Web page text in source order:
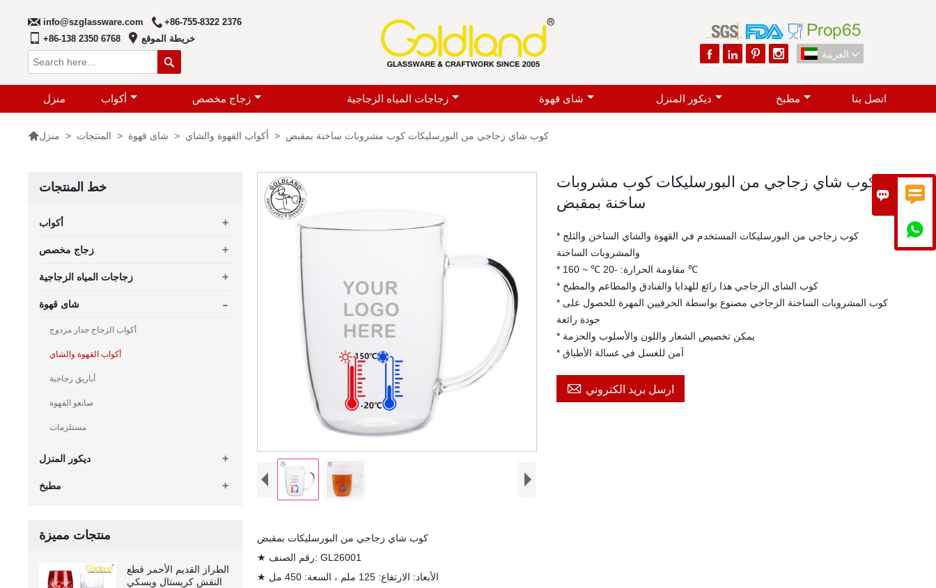
 

info@szglassware.com
+86-755-8322 2376
+86-138 2350 6768
خريطة الموقع
     العربية 
منزل أكواب زجاج مخصص زجاجات المياه الزجاجية شاى قهوة ديكور المنزل مطبخ اتصل بنا
منزل > المنتجات > شاى قهوة > أكواب القهوة والشاي > كوب شاي زجاجي من البورسليكات كوب مشروبات ساخنة بمقبض
كوب شاي زجاجي من البورسليكات كوب مشروبات
ساخنة بمقبض
* كوب زجاجي من البورسليكات المستخدم في القهوة والشاي الساخن والثلج
والمشروبات الساخنة
* مقاومة الحرارة: -20 ℃ ~ 160 ℃
* كوب الشاي الزجاجي هذا رائع للهدايا والفنادق والمطاعم والمطبخ
* كوب المشروبات الساخنة الزجاجي مصنوع بواسطة الحرفيين المهرة للحصول على
جودة رائعة
* يمكن تخصيص الشعار واللون والأسلوب والحزمة
* آمن للغسل في غسالة الأطباق
 ارسل بريد الكتروني
كوب شاي زجاجي من البورسليكات بمقبض
★ رقم الصنف: GL26001
★ الأبعاد: الارتفاع: 125 ملم ، السعة: 450 مل
خط المنتجات
+ أكواب
+ زجاج مخصص
+ زجاجات المياه الزجاجية
- شاى قهوة
أكواب الزجاج جدار مزدوج
أكواب القهوة والشاي
أباريق زجاجية
صانعو القهوة
مستلزمات
+ ديكور المنزل
+ مطبخ
منتجات مميزة
الطراز القديم الأحمر قطع
النقش كريستال ويسكي